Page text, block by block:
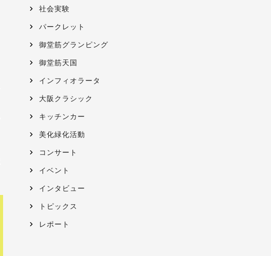
社会実験
パークレット
御堂筋グランピング
御堂筋天国
インフィオラータ
大阪クラシック
キッチンカー
美化緑化活動
コンサート
イベント
インタビュー
トピックス
レポート